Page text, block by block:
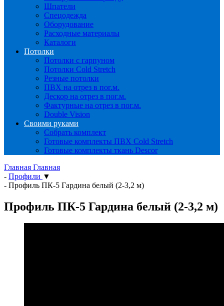
Шпатели
Спецодежда
Оборудование
Расходные материалы
Каталоги
Потолки
Потолки с гарпуном
Потолки Cold Stretch
Резные потолки
ПВХ на отрез в пог.м.
Дескор на отрез в пог.м.
Фактурные на отрез в пог.м.
Double Vision
Своими руками
Собрать комплект
Готовые комплекты ПВХ Cold Stretch
Готовые комплекты ткань Descor
Главная Главная
- Профили ▼
- Профиль ПК-5 Гардина белый (2-3,2 м)
Профиль ПК-5 Гардина белый (2-3,2 м)